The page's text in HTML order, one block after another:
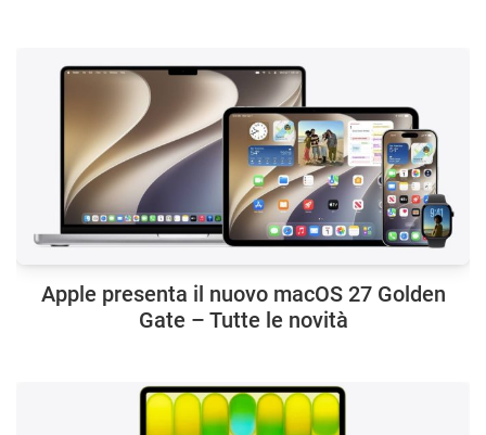
Apple presenta il nuovo macOS 27 Golden
Gate – Tutte le novità